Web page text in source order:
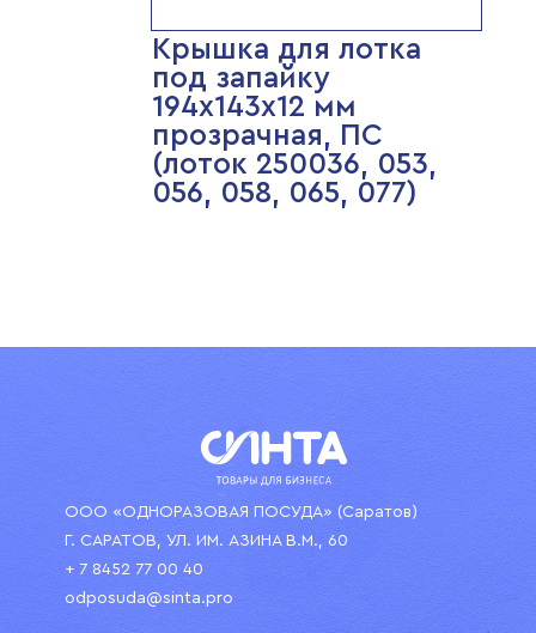
Крышка для лотка
под запайку
194х143х12 мм
прозрачная, ПС
(лоток 250036, 053,
056, 058, 065, 077)
ООО «ОДНОРАЗОВАЯ ПОСУДА» (Саратов)
Г. САРАТОВ, УЛ. ИМ. АЗИНА В.М., 60
+ 7 8452 77 00 40
odposuda@sinta.pro